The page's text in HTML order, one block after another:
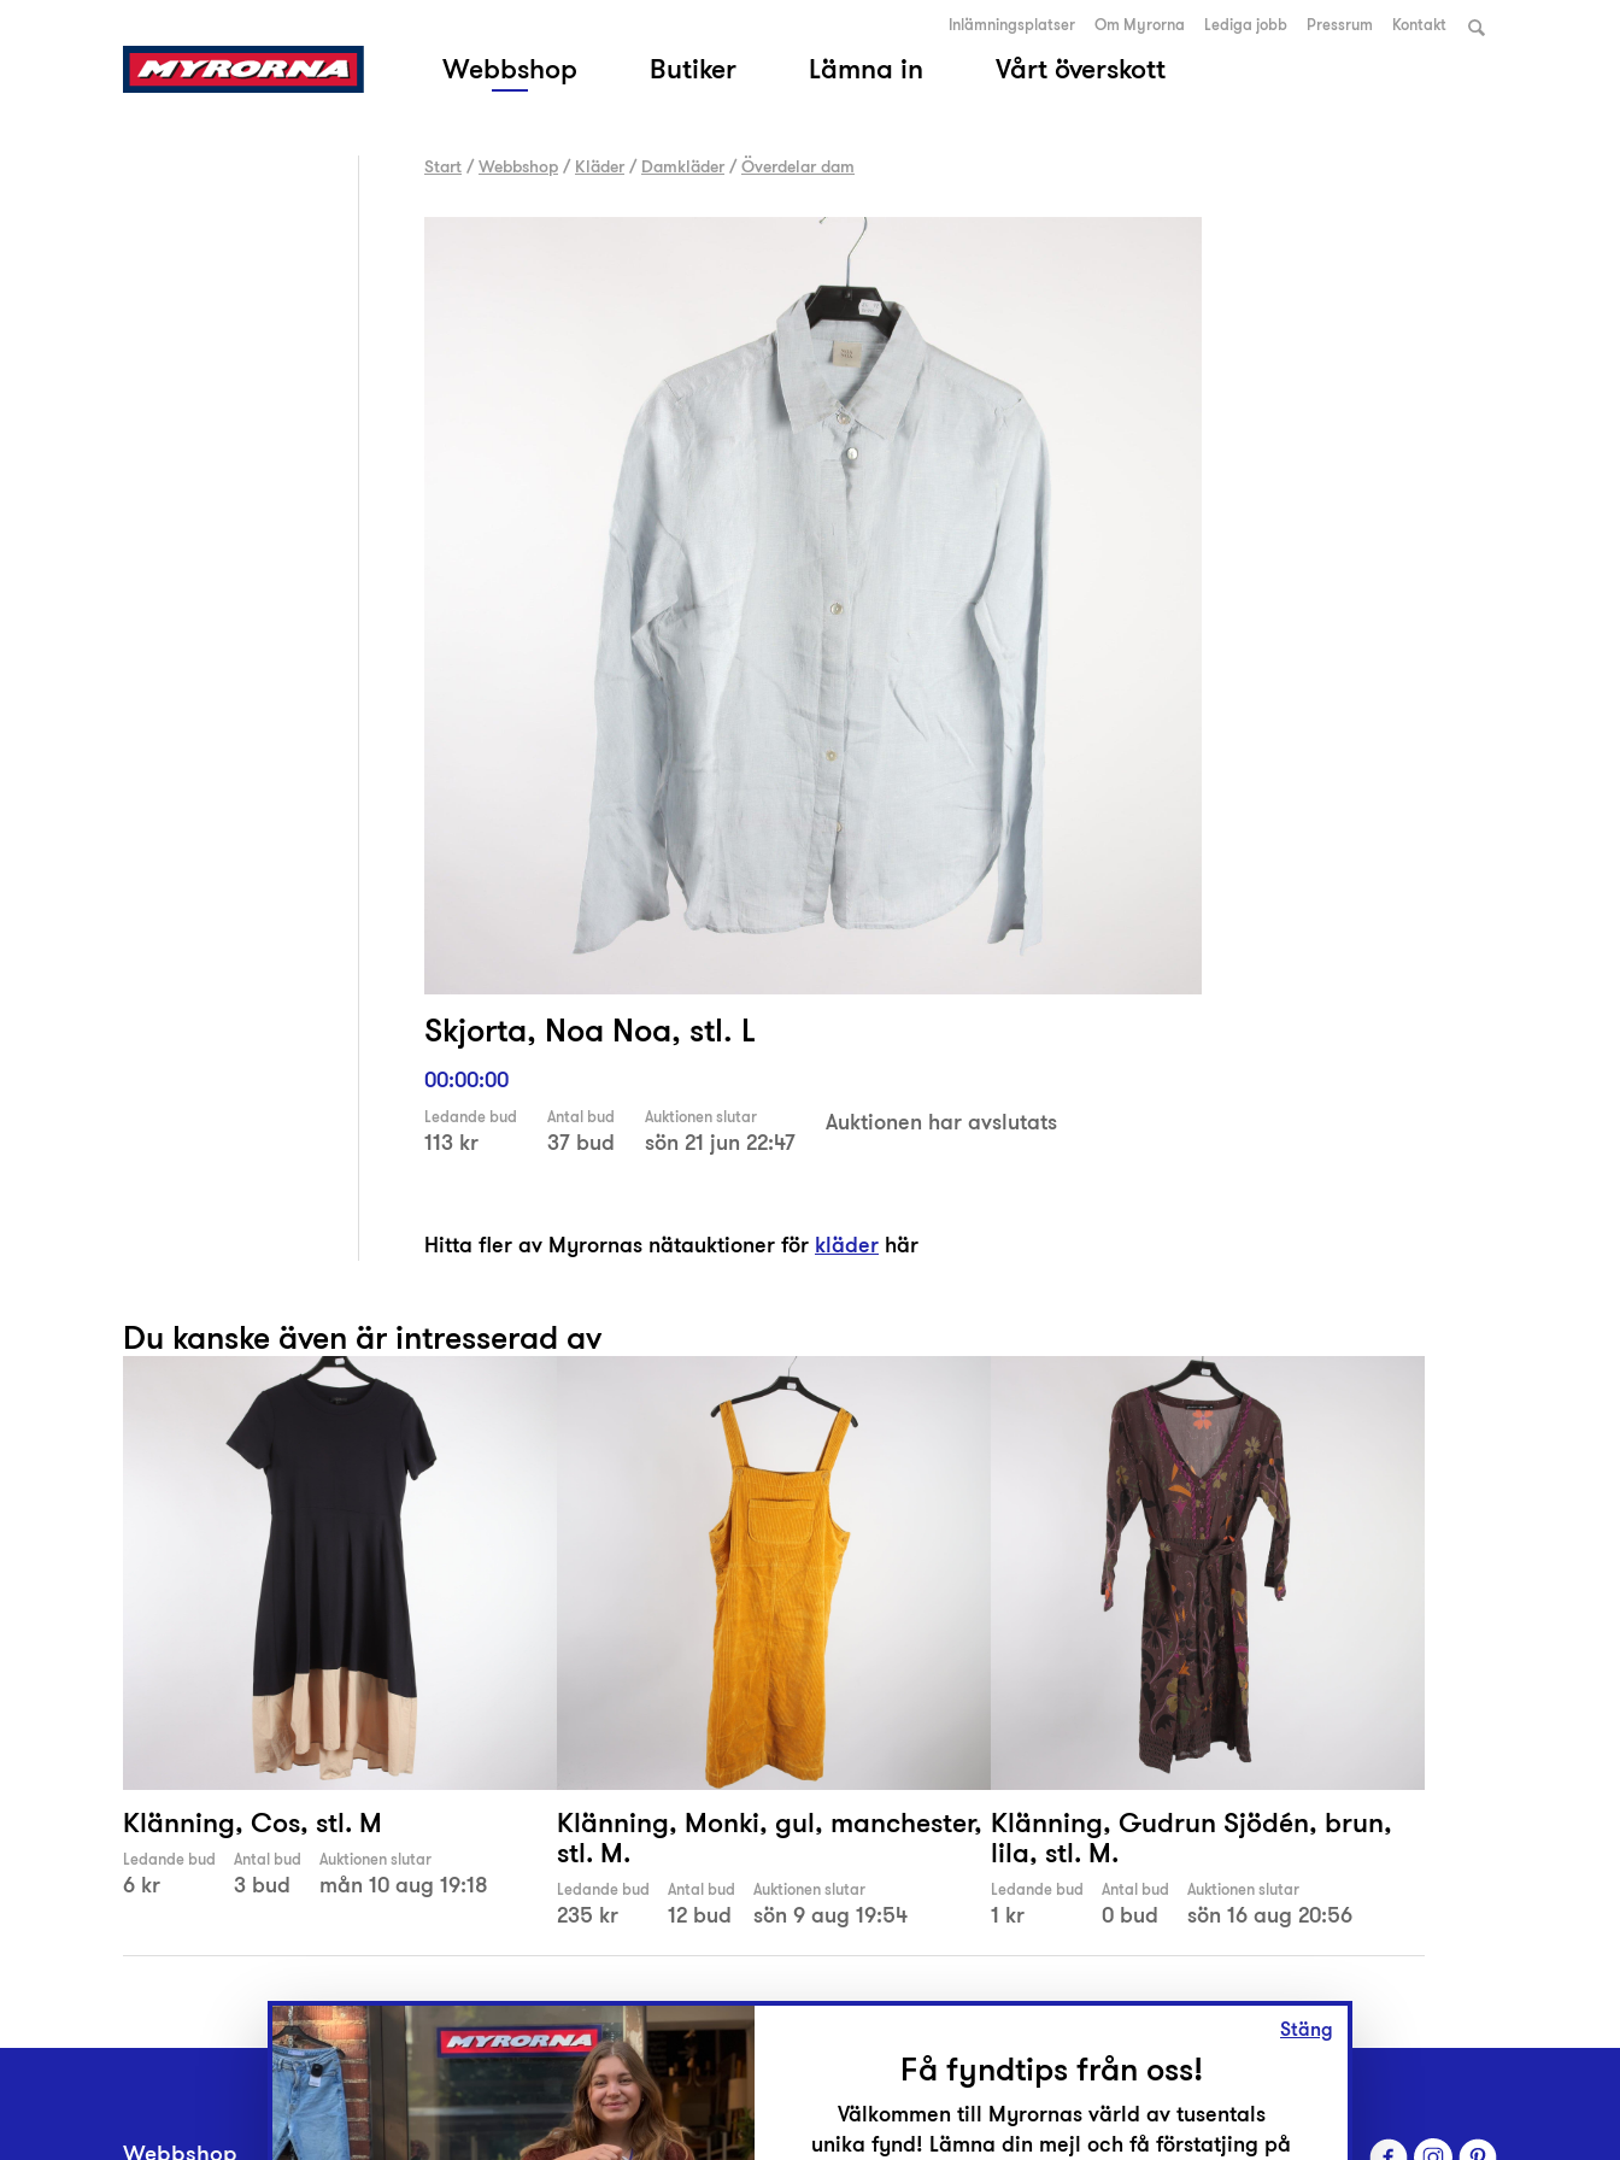
Webbshop Butiker Lämna in Vårt överskott
Inlämningsplatser Om Myrorna Lediga jobb Pressrum Kontakt
Start /Webbshop / Kläder / Damkläder /Överdelar dam
Skjorta, Noa Noa, stl. L
00:00:00
Ledande bud
113 kr
Antal bud
37 bud
Auktionen slutar
sön 21 jun 22:47
Auktionen har avslutats
Hitta fler av Myrornas nätauktioner för kläder här
Du kanske även är intresserad av
Klänning, Cos, stl. M
Ledande bud
6 kr
Antal bud
3 bud
Auktionen slutar
mån 10 aug 19:18
Klänning, Monki, gul, manchester,
stl. M.
Ledande bud
235 kr
Antal bud
12 bud
Auktionen slutar
sön 9 aug 19:54
Klänning, Gudrun Sjödén, brun,
lila, stl. M.
Ledande bud
1 kr
Antal bud
0 bud
Auktionen slutar
sön 16 aug 20:56
Stäng
Få fyndtips från oss!
Välkommen till Myrornas värld av tusentals
unika fynd! Lämna din mejl och få förstatjing på